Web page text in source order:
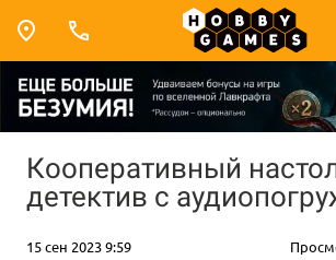
Кооперативный
детектив с
15 сен 2023 9:59